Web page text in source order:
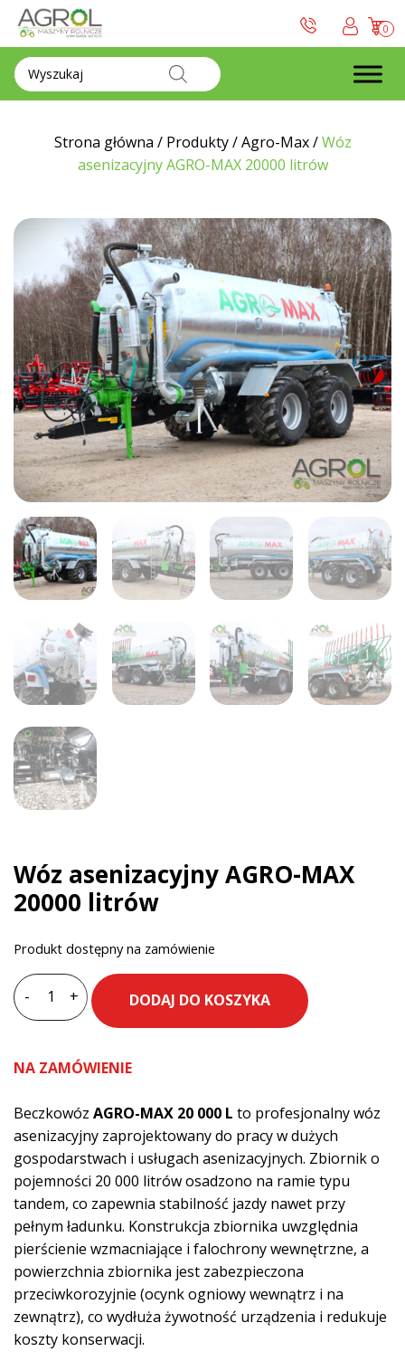
0
Wyszukiwarka
produktów
Strona główna / Produkty/Agro-Max/Wóz
asenizacyjny AGRO-MAX 20000 litrów
Wóz asenizacyjny AGRO-MAX
20000 litrów
Produkt dostępny na zamówienie
-
ilość
AGRO-
20000
litrów
+ DODAJ DO KOSZYKA
NA ZAMÓWIENIE
Beczkowóz AGRO-MAX 20 000 L to profesjonalny wóz
asenizacyjny zaprojektowany do pracy w dużych
gospodarstwach i usługach asenizacyjnych. Zbiornik o
pojemności 20 000 litrów osadzono na ramie typu
tandem, co zapewnia stabilność jazdy nawet przy
pełnym ładunku. Konstrukcja zbiornika uwzględnia
pierścienie wzmacniające i falochrony wewnętrzne, a
powierzchnia zbiornika jest zabezpieczona
przeciwkorozyjnie (ocynk ogniowy wewnątrz i na
zewnątrz), co wydłuża żywotność urządzenia i redukuje
koszty konserwacji.